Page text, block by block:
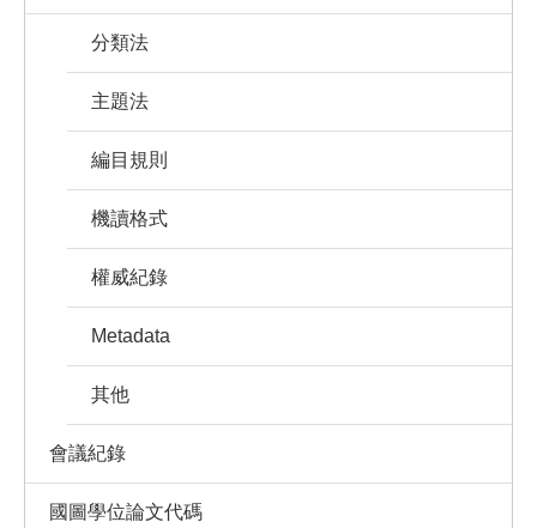
分類法
主題法
編目規則
機讀格式
權威紀錄
Metadata
其他
會議紀錄
國圖學位論文代碼